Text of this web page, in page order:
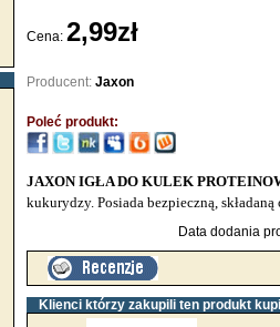
Cena: 2,99zł
Producent: Jaxon
Poleć produkt:
JAXON IGŁA DO KULEK
kukurydzy. Posiada bezpieczną, składaną
Data dodania
Klienci którzy zakupili ten produkt